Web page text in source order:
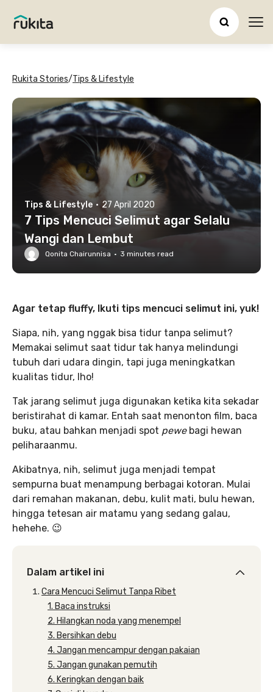
Rukita Stories/Tips & Lifestyle
Tips & Lifestyle · 27 April 2020
7 Tips Mencuci Selimut agar Selalu
Wangi dan Lembut
Qonita Chairunnisa · 3 minutes read
Agar tetap fluffy, Ikuti tips mencuci selimut ini, yuk!
Siapa, nih, yang nggak bisa tidur tanpa selimut?
Memakai selimut saat tidur tak hanya melindungi
tubuh dari udara dingin, tapi juga meningkatkan
kualitas tidur, lho!
Tak jarang selimut juga digunakan ketika kita sekadar
beristirahat di kamar. Entah saat menonton film, baca
buku, atau bahkan menjadi spot pewebagi hewan
peliharaanmu.
Akibatnya, nih, selimut juga menjadi tempat
sempurna buat menampung berbagai kotoran. Mulai
dari remahan makanan, debu, kulit mati, bulu hewan,
hingga tetesan air matamu yang sedang galau,
hehehe. 😉
Dalam artikel ini
Cara Mencuci Selimut Tanpa Ribet
1. Baca instruksi
2. Hilangkan noda yang menempel
3. Bersihkan debu
4. Jangan mencampur dengan pakaian
5. Jangan gunakan pemutih
6. Keringkan dengan baik